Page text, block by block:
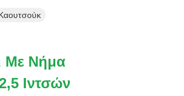
Με Νήμα
Ιντσών